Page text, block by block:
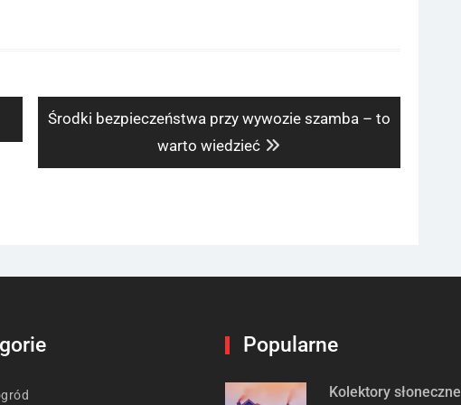
Next
Środki bezpieczeństwa przy wywozie szamba – to
warto wiedzieć
Popularne
Kolektory słoneczne